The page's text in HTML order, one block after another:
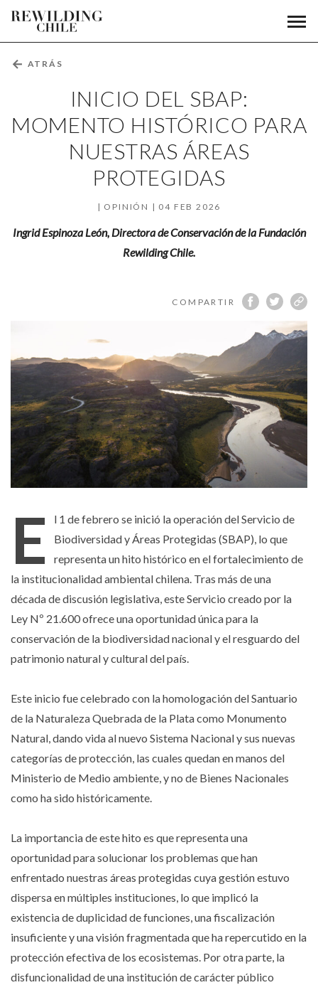
Inicio
del
SBAP:
momento
histórico
nuestras
protegidas
Fundación
Rewilding
Chile
← ATRÁS
INICIO DEL SBAP:
MOMENTO HISTÓRICO PARA
NUESTRAS ÁREAS
PROTEGIDAS
OPINIÓN 04 FEB 2026
Ingrid Espinoza León, Directora de Conservación de la Fundación
Rewilding Chile.
COMPARTIR
E
l 1 de febrero se inició la operación del Servicio de
Biodiversidad y Áreas Protegidas (SBAP), lo que
representa un hito histórico en el fortalecimiento de
la institucionalidad ambiental chilena. Tras más de una
década de discusión legislativa, este Servicio creado por la
Ley Nº 21.600 ofrece una oportunidad única para la
conservación de la biodiversidad nacional y el resguardo del
patrimonio natural y cultural del país.
Este inicio fue celebrado con la homologación del Santuario
de la Naturaleza Quebrada de la Plata como Monumento
Natural, dando vida al nuevo Sistema Nacional y sus nuevas
categorías de protección, las cuales quedan en manos del
Ministerio de Medio ambiente, y no de Bienes Nacionales
como ha sido históricamente.
La importancia de este hito es que representa una
oportunidad para solucionar los problemas que han
enfrentado nuestras áreas protegidas cuya gestión estuvo
dispersa en múltiples instituciones, lo que implicó la
existencia de duplicidad de funciones, una fiscalización
insuficiente y una visión fragmentada que ha repercutido en la
protección efectiva de los ecosistemas. Por otra parte, la
disfuncionalidad de una institución de carácter público